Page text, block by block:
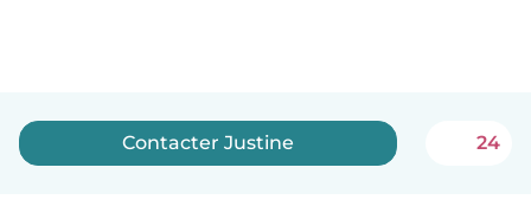
Contacter Justine 24